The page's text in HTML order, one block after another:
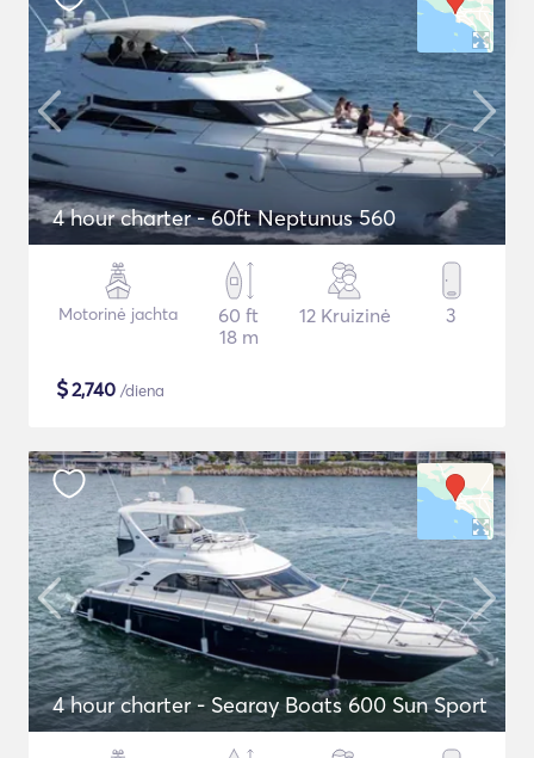
4 hour charter - 60ft Neptunus 560
Motorinė jachta
60 ft
18 m
12 Kruizinė 3
$2,740 /diena
4 hour charter - Searay Boats 600 Sun Sport